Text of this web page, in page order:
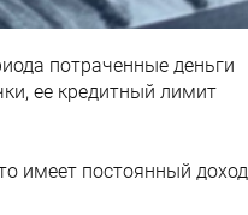
потраченные деньги
ее кредитный лимит
имеет постоянный